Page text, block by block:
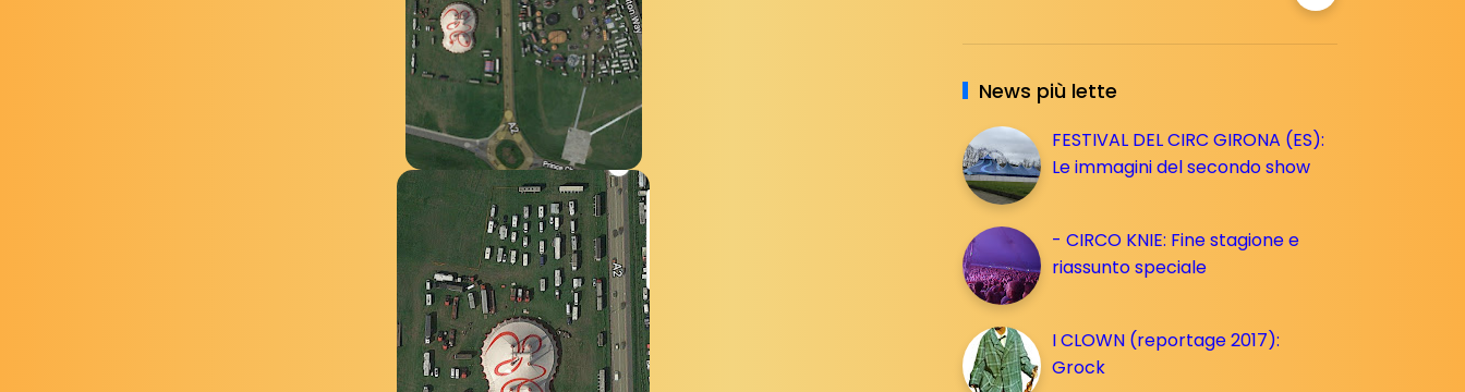
News più lette
FESTIVAL DEL CIRC GIRONA (ES):
Le immagini del secondo show
- CIRCO KNIE: Fine stagione e
riassunto speciale
I CLOWN (reportage 2017):
Grock